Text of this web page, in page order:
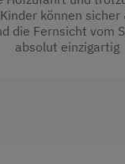
können sicher
die Fernsicht vom
absolut einzigartig